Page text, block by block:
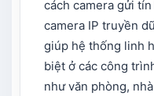
cách camera gửi
camera IP truyền
giúp hệ thống linh
biệt ở các công
như văn phòng,